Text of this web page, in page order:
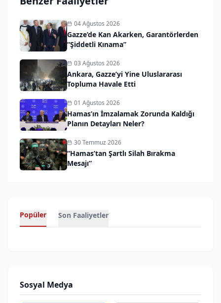
04 Ağustos 2026
Gazze’de Kan Akarken, Garantörlerden
“Şiddetli Kınama”
03 Ağustos 2026
Ankara, Gazze’yi Yine Uluslararası
Topluma Havale Etti
01 Ağustos 2026
Hamas’ın İmzalamak Zorunda Kaldığı
Planın Detayları Neler?
30 Temmuz 2026
“Hamas’tan Şartlı Silah Bırakma
Mesajı”
Popüler Son Faaliyetler
Sosyal Medya